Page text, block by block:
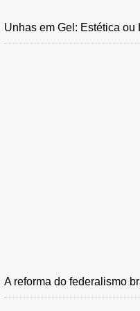
Unhas em Gel: Estética ou
A reforma do federalismo